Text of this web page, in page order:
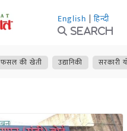
English | हिन्दी
Search
फसल की खेती उद्यानिकी सरकारी